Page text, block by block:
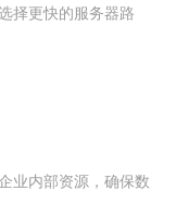
择更快的服务器路
业内部资源，确保数